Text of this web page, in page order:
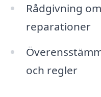
Rådgivning
reparationer
och regler